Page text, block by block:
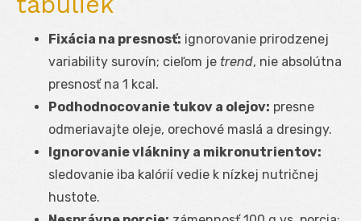
Fixácia na presnosť: ignorovanie prirodzenej
variability surovín; cieľom je trend, nie absolútna
presnosť na 1 kcal.
Podhodnocovanie tukov a olejov: presne
odmeriavajte oleje, orechové maslá a dresingy.
Ignorovanie vlákniny a mikronutrientov:
sledovanie iba kalórií vedie k nízkej nutričnej
hustote.